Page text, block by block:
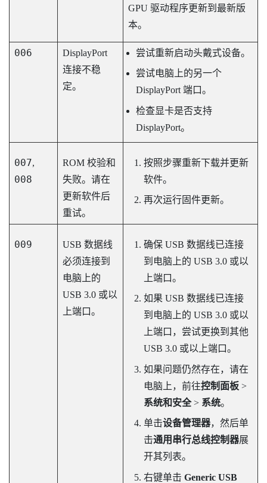
GPU 驱动程序更新到最新版
本。
006
DisplayPort
连接不稳
定。
尝试重新启动头戴式设备。
尝试电脑上的另一个
DisplayPort端口。
检查显卡是否支持
DisplayPort。
007,
008
ROM 校验和
失败。请在
更新软件后
重试。
按照步骤重新下载并更新
软件。
再次运行固件更新。
009
USB 数据线
必须连接到
电脑上的
USB 3.0 或以
上端口。
确保 USB 数据线已连接
到电脑上的 USB 3.0 或以
上端口。
如果 USB 数据线已连接
到电脑上的 USB 3.0 或以
上端口，尝试更换到其他
USB 3.0 或以上端口。
如果问题仍然存在，请在
电脑上，前往控制面板>
系统和安全> 系统。
单击设备管理器，然后单
击通用串行总线控制器展
开其列表。
右键单击 Generic USB